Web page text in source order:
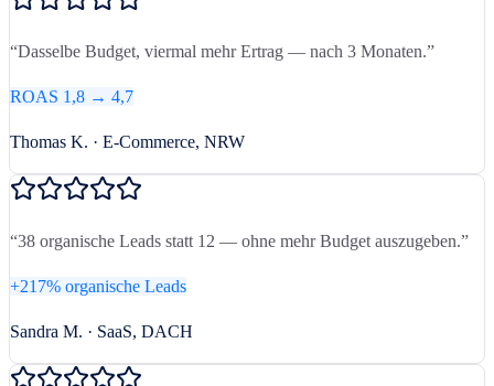
“Dasselbe Budget, viermal mehr Ertrag — nach 3 Monaten.”
ROAS 1,8 → 4,7
Thomas K. · E-Commerce, NRW
“38 organische Leads statt 12 — ohne mehr Budget auszugeben.”
+217% organische Leads
Sandra M. · SaaS, DACH